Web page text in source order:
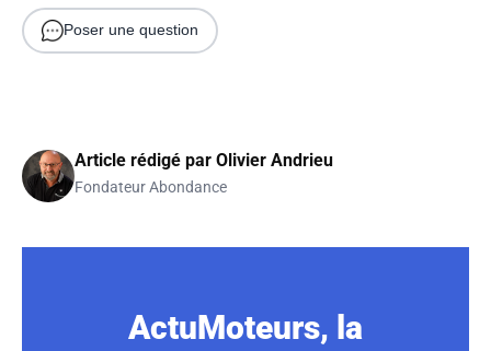
Poser une question
Article rédigé par Olivier Andrieu
Fondateur Abondance
ActuMoteurs, la